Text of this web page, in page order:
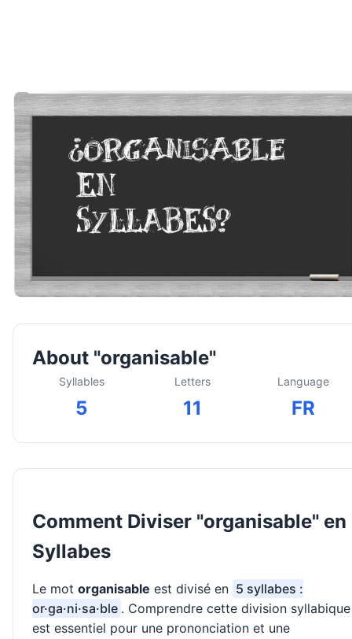
About "organisable"
Syllables
5
Letters
11
Language
FR
Comment Diviser "organisable" en
Syllabes
Le mot organisable est divisé en 5 syllabes :
or·ga·ni·sa·ble . Comprendre cette division syllabique
est essentiel pour une prononciation et une